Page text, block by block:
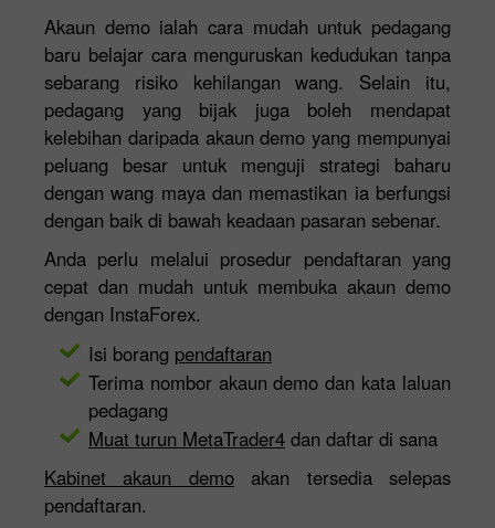
Akaun demo ialah cara mudah untuk pedagang
baru belajar cara menguruskan kedudukan tanpa
sebarang risiko kehilangan wang. Selain itu,
pedagang yang bijak juga boleh mendapat
kelebihan daripada akaun demo yang mempunyai
peluang besar untuk menguji strategi baharu
dengan wang maya dan memastikan ia berfungsi
dengan baik di bawah keadaan pasaran sebenar.
Anda perlu melalui prosedur pendaftaran yang
cepat dan mudah untuk membuka akaun demo
dengan InstaForex.
Isi borang pendaftaran
Terima nombor akaun demo dan kata laluan
pedagang
Muat turun MetaTrader4 dan daftar di sana
Kabinet akaun demoakan tersedia selepas
pendaftaran.